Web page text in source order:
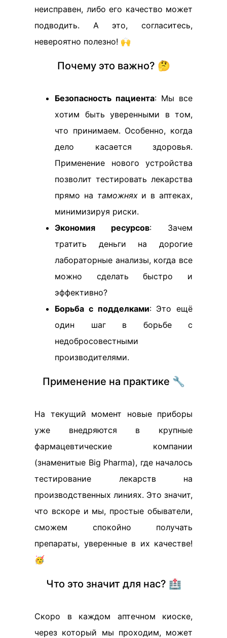
неисправен, либо его качество может
подводить. А это, согласитесь,
невероятно полезно! 🙌
Почему это важно? 🤔
Безопасность пациента: Мы все
хотим быть уверенными в том,
что принимаем. Особенно, когда
дело касается здоровья.
Применение нового устройства
позволит тестировать лекарства
прямо на таможняхи в аптеках,
минимизируя риски.
Экономия ресурсов: Зачем
тратить деньги на дорогие
лабораторные анализы, когда все
можно сделать быстро и
эффективно?
Борьба с подделками: Это ещё
один шаг в борьбе с
недобросовестными
производителями.
Применение на практике 🔧
На текущий момент новые приборы
уже внедряются в крупные
фармацевтические компании
(знаменитые Big Pharma), где началось
тестирование лекарств на
производственных линиях. Это значит,
что вскоре и мы, простые обыватели,
сможем спокойно получать
препараты, уверенные в их качестве!
🥳
Что это значит для нас? 🏥
Скоро в каждом аптечном киоске,
через который мы проходим, может